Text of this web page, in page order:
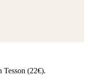
Tesson (22€).